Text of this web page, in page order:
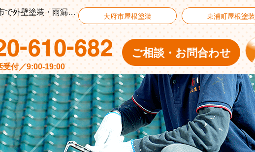
受付／9:00-19:00
ご相談・お問合わせ
大府市屋根塗装 東浦町屋根塗装
大府市 Y様邸『雨漏り修繕工事』 大府市・東浦町・東海市で外壁塗装・雨漏り修理なら横山建装